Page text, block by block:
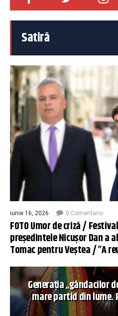
Satiră
iunie 16, 2026 0 Comentariu
FOTO Umor de criză /
președintele Nicușor Dan a
Tomac pentru Veștea / ”A
Generația „gândacilor
mare partid din lume.